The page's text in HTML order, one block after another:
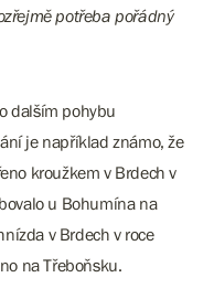
potřeba pořádný
dalším pohybu
je například známo, že
kroužkem v Brdech v
u Bohumína na
v Brdech v roce
na Třeboňsku.